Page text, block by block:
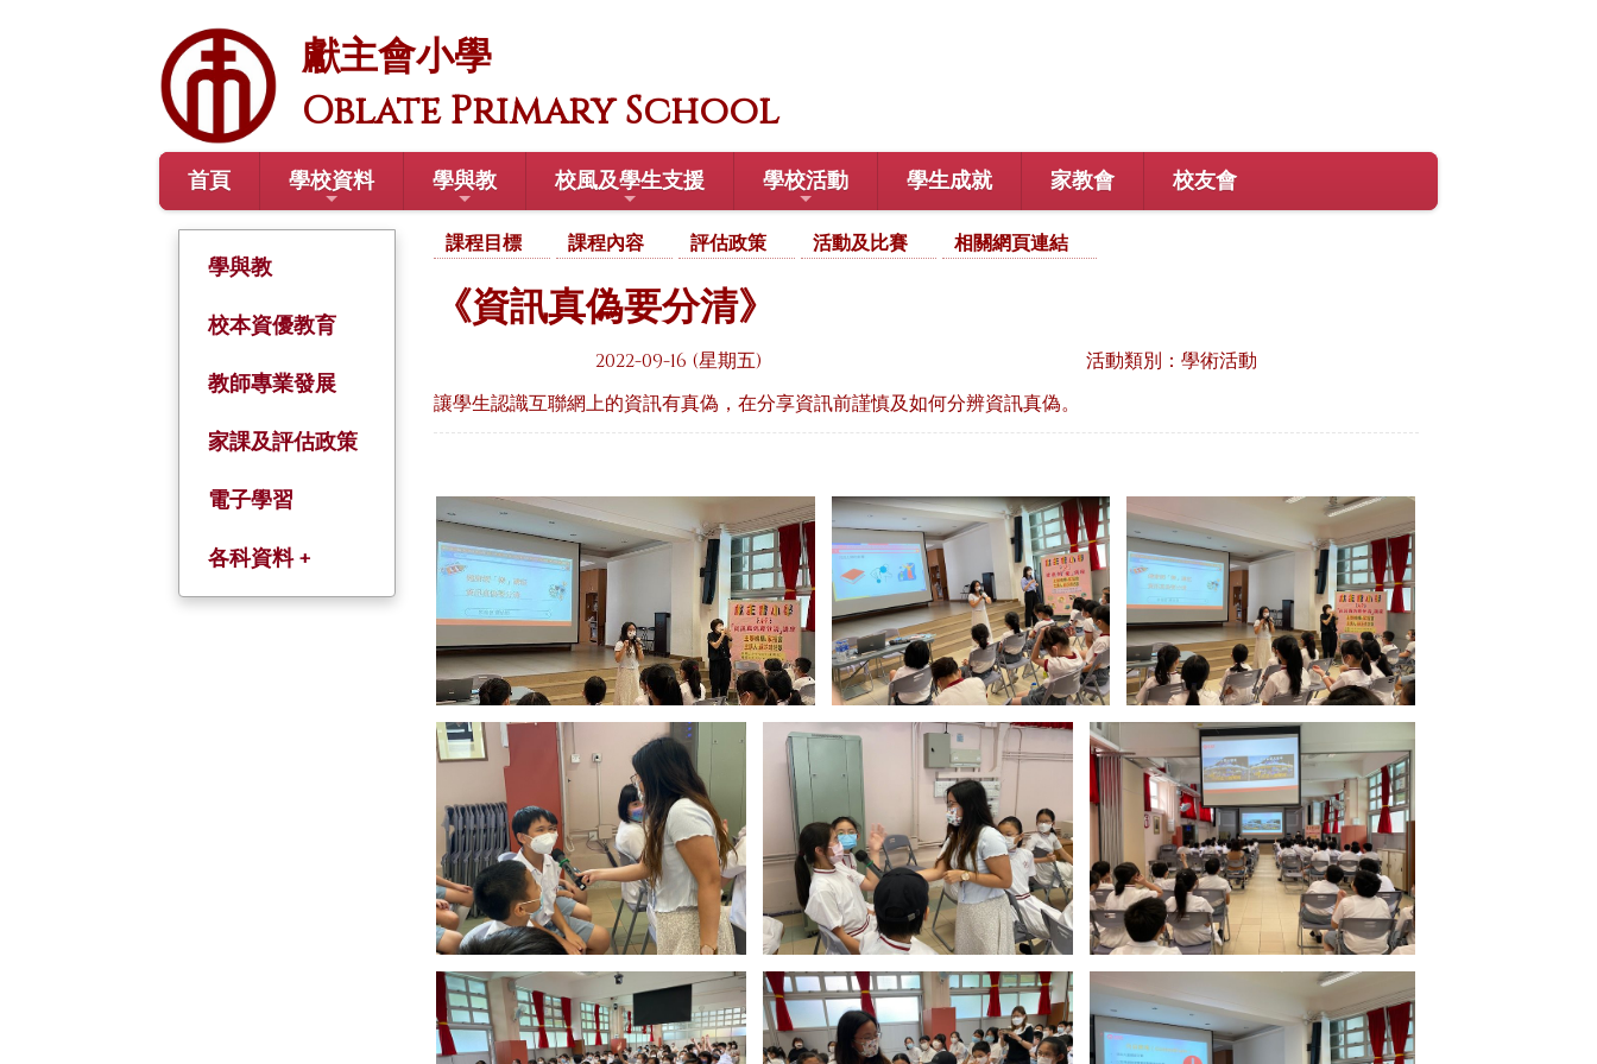
獻主會小學
Oblate Primary School
首頁 學校資料 學與教 校風及學生支援 學校活動 學生成就 家教會 校友會
學與教
校本資優教育
教師專業發展
家課及評估政策
電子學習
各科資料 +
課程目標 課程內容 評估政策 活動及比賽 相關網頁連結
《資訊真偽要分清》
2022-09-16 (星期五)
活動類別：學術活動
讓學生認識互聯網上的資訊有真偽，在分享資訊前謹慎及如何分辨資訊真偽。